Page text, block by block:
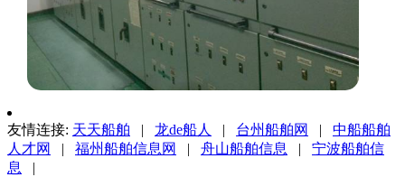
友情连接: 天天船舶 | 龙de船人 | 台州船舶网 | 中船船舶
人才网
| 福州船舶信息网 | 舟山船舶信息 | 宁波船舶信
息
|